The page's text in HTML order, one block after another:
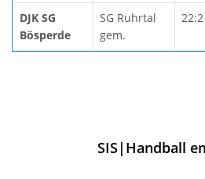
DJK SG
Bösperde
SG Ruhrtal
gem.
22:2
SIS|Handball